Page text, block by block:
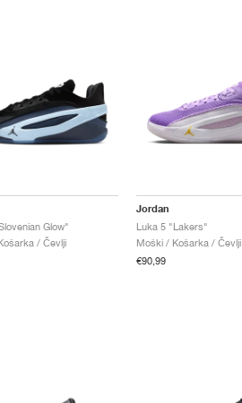
Glow"
/ Čevlji
Jordan
Luka 5 "Lakers"
Moški / Košarka / Čevlji
€90,99